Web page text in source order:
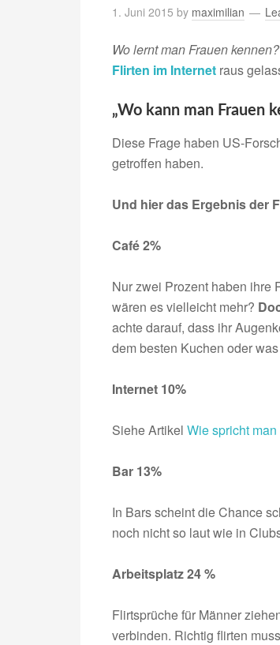
1. Juni 2015 by maximilian
Wo lernt man Frauen kennen?
Flirten im Internet raus
„Wo kann man Frauen
Diese Frage haben US-
getroffen haben.
Und hier das Ergebnis der
Café 2%
Nur zwei Prozent haben ihre
wären es vielleicht mehr?
achte darauf, dass ihr
dem besten Kuchen oder
Internet 10%
Siehe Artikel Wie spricht
Bar 13%
In Bars scheint die Chance
noch nicht so laut wie in
Arbeitsplatz 24 %
Flirtsprüche für Männer
verbinden. Richtig flirten